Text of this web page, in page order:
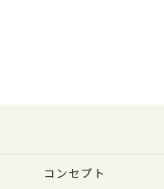
コンセプト